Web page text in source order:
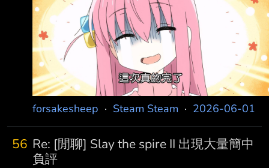
forsakesheep · Steam Steam · 2026-06-01
56 Re: [閒聊] Slay the spire II 出現大量簡中
負評